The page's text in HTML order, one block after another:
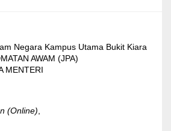
Negara Kampus Utama Bukit Kiara
AWAM (JPA)
MENTERI
(Online)